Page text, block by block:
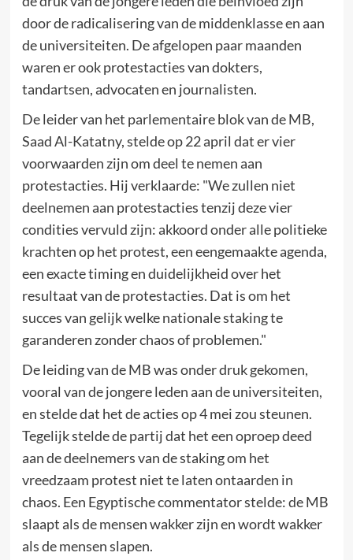
door de radicalisering van de middenklasse en aan
de universiteiten. De afgelopen paar maanden
waren er ook protestacties van dokters,
tandartsen, advocaten en journalisten.
De leider van het parlementaire blok van de MB,
Saad Al-Katatny, stelde op 22 april dat er vier
voorwaarden zijn om deel te nemen aan
protestacties. Hij verklaarde: "We zullen niet
deelnemen aan protestacties tenzij deze vier
condities vervuld zijn: akkoord onder alle politieke
krachten op het protest, een eengemaakte agenda,
een exacte timing en duidelijkheid over het
resultaat van de protestacties. Dat is om het
succes van gelijk welke nationale staking te
garanderen zonder chaos of problemen."
De leiding van de MB was onder druk gekomen,
vooral van de jongere leden aan de universiteiten,
en stelde dat het de acties op 4 mei zou steunen.
Tegelijk stelde de partij dat het een oproep deed
aan de deelnemers van de staking om het
vreedzaam protest niet te laten ontaarden in
chaos. Een Egyptische commentator stelde: de MB
slaapt als de mensen wakker zijn en wordt wakker
als de mensen slapen.